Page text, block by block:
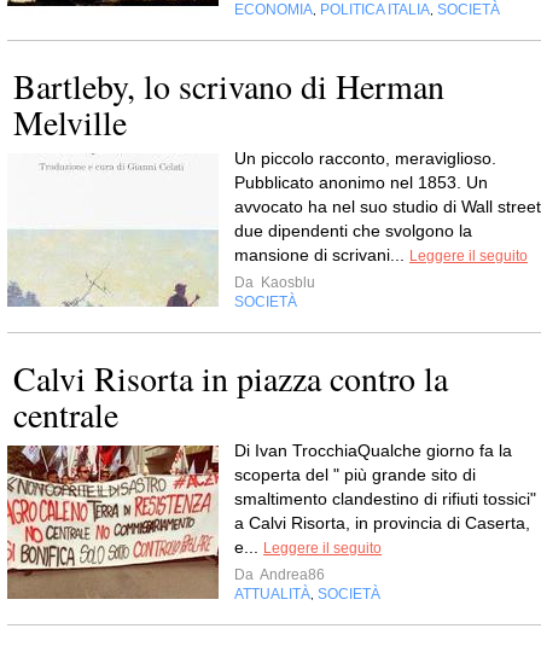
ECONOMIA POLITICA ITALIA SOCIETÀ
Bartleby, lo scrivano di Herman
Melville
Un piccolo racconto, meraviglioso.
Pubblicato anonimo nel 1853. Un
avvocato ha nel suo studio di Wall street
due dipendenti che svolgono la
mansione di scrivani...
Leggere il seguito
Da Kaosblu
SOCIETÀ
Calvi Risorta in piazza contro la
centrale
Di Ivan TrocchiaQualche giorno fa la
scoperta del " più grande sito di
smaltimento clandestino di rifiuti tossici"
a Calvi Risorta, in provincia di Caserta,
e...
Leggere il seguito
Da Andrea86
ATTUALITÀ SOCIETÀ